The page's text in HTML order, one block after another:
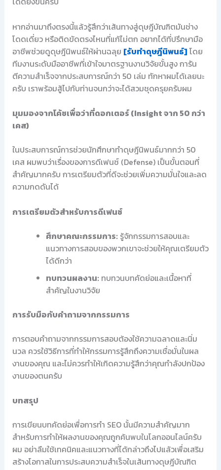
หากอ่านมาถึงตรงนี้แล้วรู้สึกว่าเส้นทางสู่ดุษฎีบัณฑิตมันช่าง
โดดเดี่ยว หรือติดขัดตรงไหนที่แก้ไม่ตก อยากได้ที่ปรึกษามือ
อาชีพช่วยดูดุษฎีนิพนธ์ให้ผ่านฉลุย [รับทำดุษฎีนิพนธ์] โดย
ทีมงานระดับมืออาชีพที่เข้าใจมาตรฐานงานวิจัยขั้นสูง การัน
ตีความสำเร็จจากประสบการณ์กว่า 50 เล่ม ทักหาผมได้เลยนะ
ครับ เราพร้อมสู้ไปกับท่านจนกว่าจะได้สวมชุดครุยครับผม
มุมมองจากโค้ชเพื่อว่าที่ดอกเตอร์ (Insight จาก 50 กว่า
เคส)
ในประสบการณ์การช่วยนักศึกษาทำดุษฎีนิพนธ์มากกว่า 50
เคส ผมพบว่าเรื่องของการดีเฟนซ์ (Defense) เป็นขั้นตอนที่
สำคัญมากครับ การเตรียมตัวที่ดีจะช่วยเพิ่มความมั่นใจและลด
ความกดดันได้
การเตรียมตัวสำหรับการดีเฟนซ์
ศึกษาคณะกรรมการ: รู้จักกรรมการสอบและ
แนวทางการสอบของพวกเขาจะช่วยให้คุณเตรียมตัว
ได้ดีกว่า
ทบทวนผลงาน: ทบทวนบทคัดย่อและเนื้อหาที่
สำคัญในงานวิจัย
การรับมือกับคำถามจากกรรมการ
การตอบคำถามจากกรรมการสอบต้องใช้ความฉลาดและนิ่ม
นวล ควรใช้วิธีการที่ทำให้กรรมการรู้สึกถึงความเชื่อมั่นในผล
งานของคุณ และไม่ควรทำให้เกิดความรู้สึกว่าคุณกำลังปกป้อง
งานของตนครับ
บทสรุป
การเขียนบทคัดย่อเพื่อการทำ SEO นั้นมีความสำคัญมาก
สำหรับการทำให้ผลงานของคุณถูกค้นพบในโลกออนไลน์ครับ
ผม อย่าลืมใช้เทคนิคและแนวทางที่ได้กล่าวถึงไปแล้วเพื่อเสริม
สร้างโอกาสในการประสบความสำเร็จในเส้นทางดุษฎีบัณฑิต